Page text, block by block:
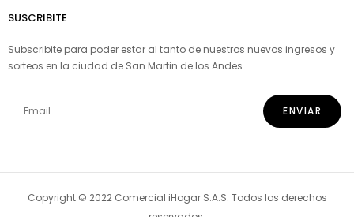
SUSCRIBITE
Subscribite para poder estar al tanto de nuestros nuevos ingresos y
sorteos en la ciudad de San Martin de los Andes
Copyright © 2022 Comercial iHogar S.A.S. Todos los derechos